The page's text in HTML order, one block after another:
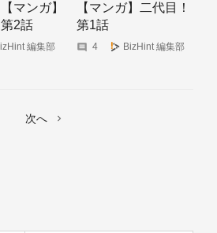
マンガ】
2話
編集部
【マンガ】二代目！
第1話
4 BizHint 編集部
次へ